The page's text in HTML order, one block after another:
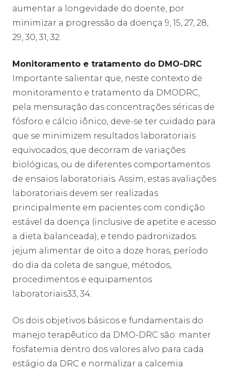
aumentar a longevidade do doente, por
minimizar a progressão da doença 9, 15, 27, 28,
29, 30, 31, 32.
Monitoramento e tratamento do DMO-DRC
Importante salientar que, neste contexto de
monitoramento e tratamento da DMODRC,
pela mensuração das concentrações séricas de
fósforo e cálcio iônico, deve-se ter cuidado para
que se minimizem resultados laboratoriais
equivocados, que decorram de variações
biológicas, ou de diferentes comportamentos
de ensaios laboratoriais. Assim, estas avaliações
laboratoriais devem ser realizadas
principalmente em pacientes com condição
estável da doença (inclusive de apetite e acesso
a dieta balanceada), e tendo padronizados:
jejum alimentar de oito a doze horas, período
do dia da coleta de sangue, métodos,
procedimentos e equipamentos
laboratoriais33, 34.
Os dois objetivos básicos e fundamentais do
manejo terapêutico da DMO-DRC são: manter
fosfatemia dentro dos valores alvo para cada
estágio da DRC e normalizar a calcemia